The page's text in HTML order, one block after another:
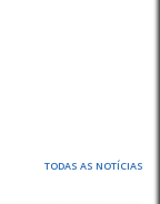
TODAS AS NOTÍCIAS